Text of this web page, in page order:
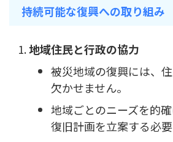
持続可能な復興への取り組み
地域住民と行政の協力
被災地域の復興には、
欠かせません。
地域ごとのニーズを的
復旧計画を立案する必要